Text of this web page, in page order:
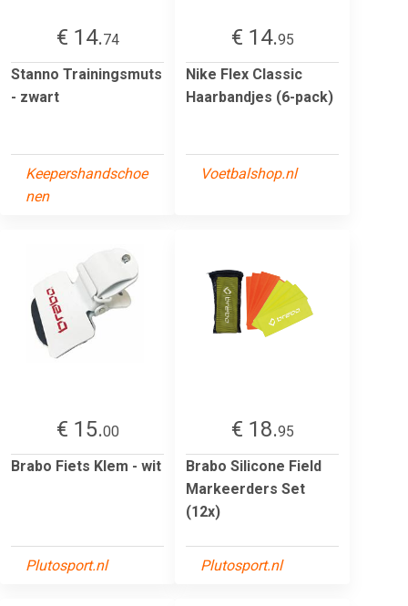
€ 14.74
Stanno Trainingsmuts
- zwart
Keepershandschoe
nen
€ 14.95
Nike Flex Classic
Haarbandjes (6-pack)
Voetbalshop.nl
€ 15.00
Brabo Fiets Klem - wit
Plutosport.nl
€ 18.95
Brabo Silicone Field
Markeerders Set
(12x)
Plutosport.nl